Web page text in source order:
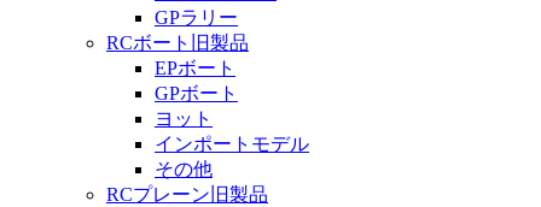
GPラリー
RCボート旧製品
EPボート
GPボート
ヨット
インポートモデル
その他
RCプレーン旧製品